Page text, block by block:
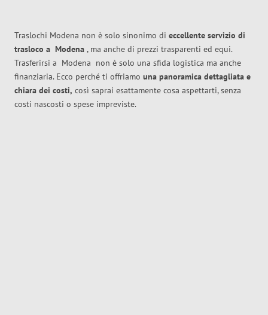
Traslochi Modena non è solo sinonimo di eccellente servizio di
trasloco a Modena , ma anche di prezzi trasparenti ed equi.
Trasferirsi a Modena non è solo una sfida logistica ma anche
finanziaria. Ecco perché ti offriamo una panoramica dettagliata e
chiara dei costi, così saprai esattamente cosa aspettarti, senza
costi nascosti o spese impreviste.